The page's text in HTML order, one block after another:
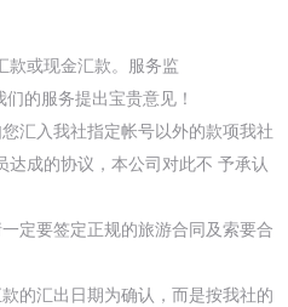
款或现金汇款。服务监
的服务提出宝贵意见！
汇入我社指定帐号以外的款项我社
成的协议，本公司对此不 予承认
定要签定正规的旅游合同及索要合
的汇出日期为确认，而是按我社的